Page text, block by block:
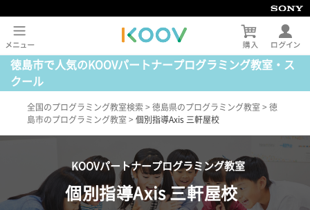
徳島市で人気のKOOVパートナープログラミング教室・ス
クール
全国のプログラミング教室検索 > 徳島県のプログラミング教室 > 徳
島市のプログラミング教室 > 個別指導Axis 三軒屋校
KOOVパートナープログラミング教室
個別指導Axis 三軒屋校